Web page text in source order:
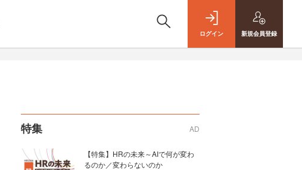
ログイン 新規会員登録
特集 AD
【特集】HRの未来～AIで何が変わ
るのか／変わらないのか